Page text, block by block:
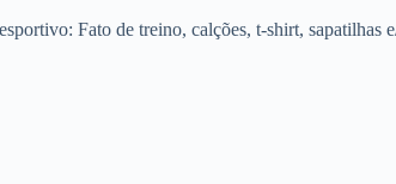
Fato de treino, calções, t-shirt, sapatilhas